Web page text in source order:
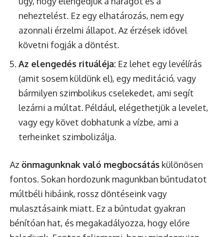
neheztelést. Ez egy elhatározás, nem egy
azonnali érzelmi állapot. Az érzések idővel
követni fogják a döntést.
Az elengedés rituáléja: Ez lehet egy levélírás
(amit sosem küldünk el), egy meditáció, vagy
bármilyen szimbolikus cselekedet, ami segít
lezárni a múltat. Például, elégethetjük a levelet,
vagy egy követ dobhatunk a vízbe, ami a
terheinket szimbolizálja.
Az önmagunknak való megbocsátás különösen
fontos. Sokan hordozunk magunkban bűntudatot
múltbéli hibáink, rossz döntéseink vagy
mulasztásaink miatt. Ez a bűntudat gyakran
bénítóan hat, és megakadályozza, hogy előre